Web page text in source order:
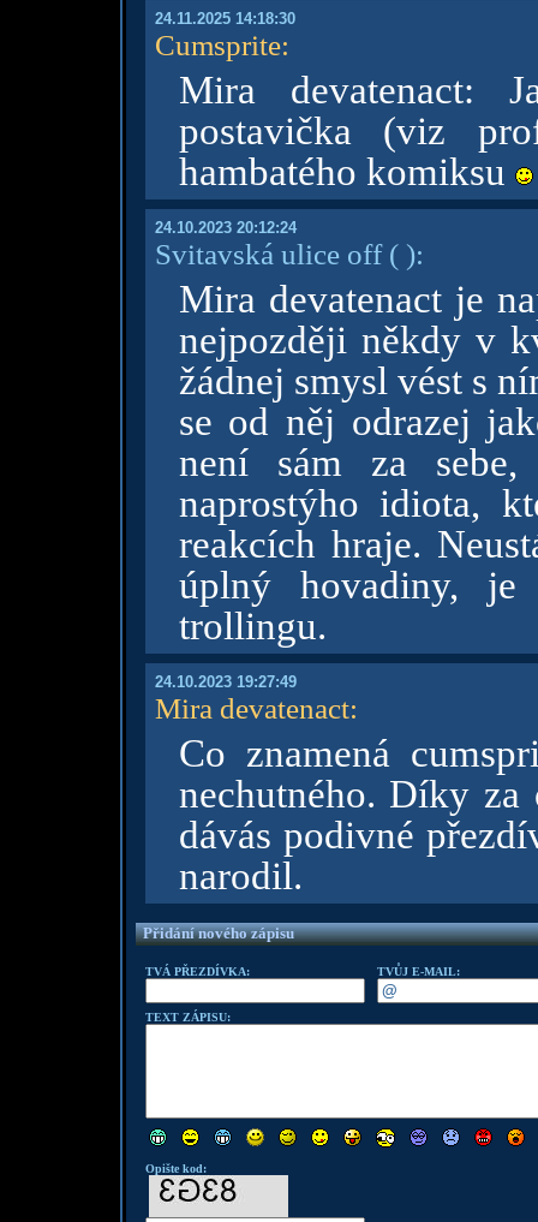
24.11.2025 14:18:30
Cumsprite:
Mira devatenact:
postavička (viz
hambatého komiksu
24.10.2023 20:12:24
Svitavská ulice off( ):
Mira devatenact je
nejpozději někdy v
žádnej smysl vést s
se od něj odrazej
není sám za
naprostýho idiota,
reakcích hraje.
úplný hovadiny,
trollingu.
24.10.2023 19:27:49
Mira devatenact:
Co znamená
nechutného. Díky
dávás podivné
narodil.
Přidání nového zápisu
TVÁ PŘEZDÍVKA: TVŮJ E-MAIL:
TEXT ZÁPISU:
Opište kod: